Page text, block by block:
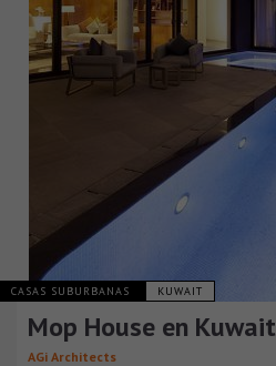
CASAS SUBURBANAS KUWAIT
Mop House en Kuwait
AGi Architects